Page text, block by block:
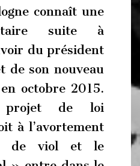
connaît une
suite à
du président
de son nouveau
octobre 2015.
projet de loi
à l’avortement
de viol et le